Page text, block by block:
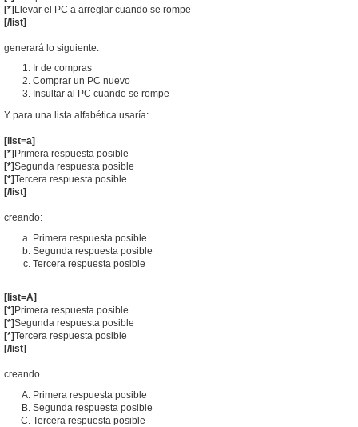
[*]Llevar el PC a arreglar cuando se rompe
[/list]
generará lo siguiente:
Ir de compras
Comprar un PC nuevo
Insultar al PC cuando se rompe
Y para una lista alfabética usaría:
[list=a]
[*] Primera respuesta posible
[*]Segunda respuesta posible
[*]Tercera respuesta posible
[/list]
creando:
Primera respuesta posible
Segunda respuesta posible
Tercera respuesta posible
[list=A]
[*] Primera respuesta posible
[*]Segunda respuesta posible
[*]Tercera respuesta posible
[/list]
creando
Primera respuesta posible
Segunda respuesta posible
Tercera respuesta posible